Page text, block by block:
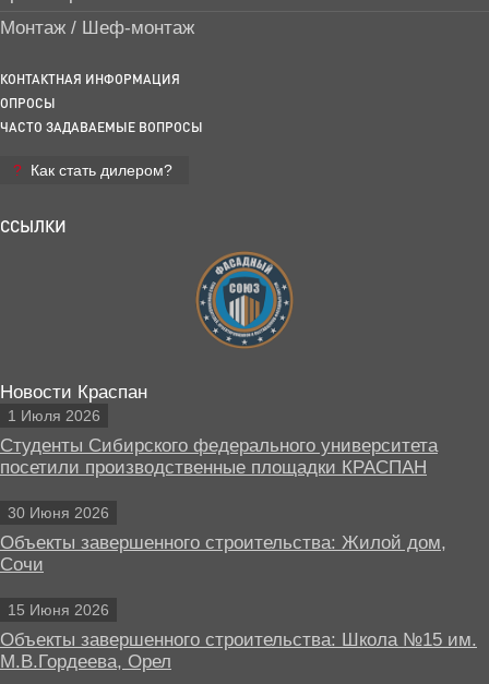
Монтаж / Шеф-монтаж
КОНТАКТНАЯ ИНФОРМАЦИЯ
ОПРОСЫ
ЧАСТО ЗАДАВАЕМЫЕ ВОПРОСЫ
Как стать дилером?
ССЫЛКИ
Новости Краспан
1 Июля 2026
Студенты Сибирского федерального университета
посетили производственные площадки КРАСПАН
30 Июня 2026
Объекты завершенного строительства: Жилой дом,
Сочи
15 Июня 2026
Объекты завершенного строительства: Школа №15 им.
М.В.Гордеева, Орел